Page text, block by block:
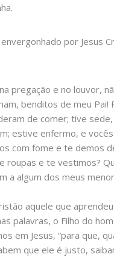
por Jesus
pregação e no louvor,
benditos de meu Pai!
de comer; tive
estive enfermo, e
com fome e te demos
roupas e te vestimos?
a algum dos meus
aquele que
palavras, o Filho do
em Jesus, “para que,
que ele é justo,